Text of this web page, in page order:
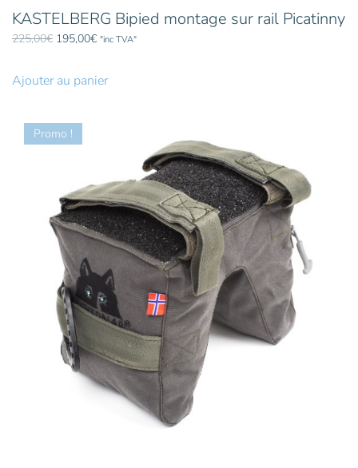
KASTELBERG Bipied montage sur rail Picatinny
225,00€ Le
était :
195,00€Le
est :
"inc TVA"
Ajouter au panier
Promo !